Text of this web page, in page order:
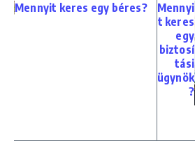
Mennyit keres egy béres?
Mennyi
t keres
egy
biztosí
tási
ügynök
?